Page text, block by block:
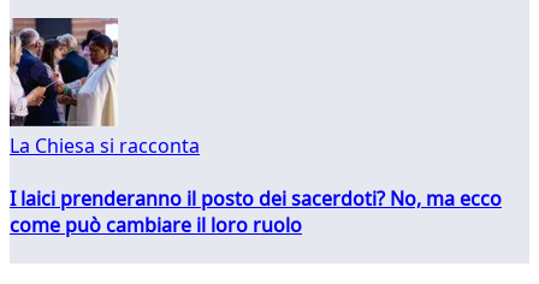
La Chiesa si racconta
I laici prenderanno il posto dei sacerdoti? No, ma ecco
come può cambiare il loro ruolo